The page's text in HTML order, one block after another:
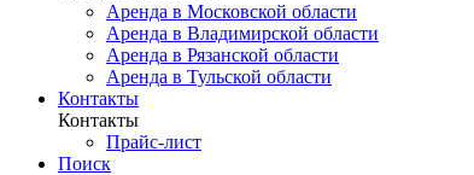
Аренда в Московской области
Аренда в Владимирской области
Аренда в Рязанской области
Аренда в Тульской области
Контакты
Контакты
Прайс-лист
Поиск